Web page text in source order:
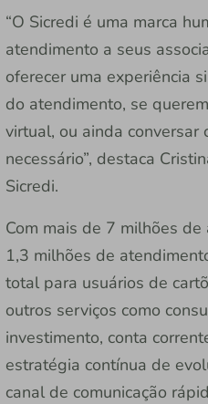
“O Sicredi é uma marca
atendimento a seus
oferecer uma experiência
do atendimento, se
virtual, ou ainda conversar
necessário”, destaca
Sicredi.
Com mais de 7 milhões
1,3 milhões de
total para usuários de
outros serviços como
investimento, conta
estratégia contínua de
canal de comunicação